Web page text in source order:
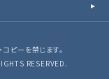
ピーを禁じます。
RESERVED.